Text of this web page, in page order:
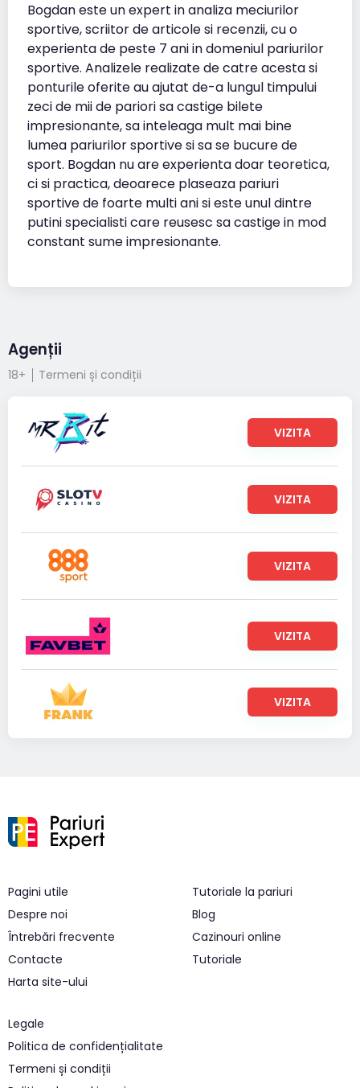
Bogdan este un expert in analiza meciurilor
sportive, scriitor de articole si recenzii, cu o
experienta de peste 7 ani in domeniul pariurilor
sportive. Analizele realizate de catre acesta si
ponturile oferite au ajutat de-a lungul timpului
zeci de mii de pariori sa castige bilete
impresionante, sa inteleaga mult mai bine
lumea pariurilor sportive si sa se bucure de
sport. Bogdan nu are experienta doar teoretica,
ci si practica, deoarece plaseaza pariuri
sportive de foarte multi ani si este unul dintre
putini specialisti care reusesc sa castige in mod
constant sume impresionante.
Agenții
18+ Termeni și condiții
VIZITA
VIZITA
VIZITA
VIZITA
VIZITA
Pagini utile
Despre noi
Întrebări frecvente
Contacte
Harta site-ului
Tutoriale la pariuri
Blog
Cazinouri online
Tutoriale
Legale
Politica de confidențialitate
Termeni și condiții